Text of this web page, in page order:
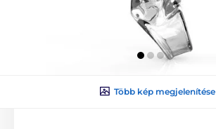
Több kép megjelenítése